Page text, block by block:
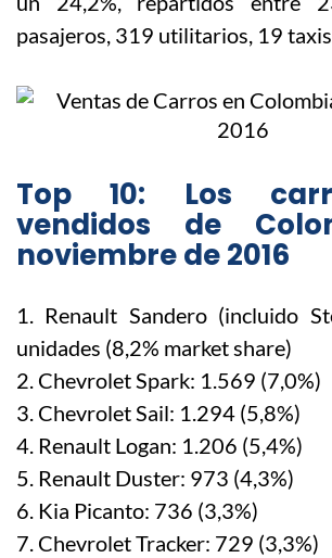
pasajeros, 319 utilitarios, 19
Top 10: Los
vendidos de
noviembre de 2016
1. Renault Sandero (incluido
unidades (8,2% market share)
2. Chevrolet Spark: 1.569 (7,0%)
3. Chevrolet Sail: 1.294 (5,8%)
4. Renault Logan: 1.206 (5,4%)
5. Renault Duster: 973 (4,3%)
6. Kia Picanto: 736 (3,3%)
7. Chevrolet Tracker: 729 (3,3%)